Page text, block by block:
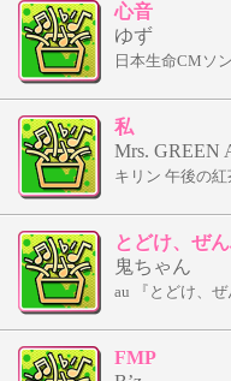
心音
ゆず
日本生命CMソ
私
Mrs. GREEN
キリン 午後の
とどけ、ぜん
鬼ちゃん
au 『とどけ、
FMP